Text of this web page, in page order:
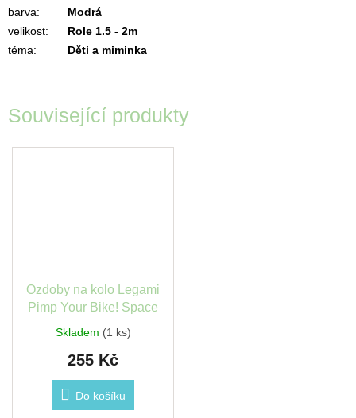
Související produkty
Ozdoby na kolo Legami
Pimp Your Bike! Space
Skladem (1 ks)
255 Kč
Do košíku
barva:
Modrá
velikost:
Role 1.5 - 2m
téma: Děti a miminka